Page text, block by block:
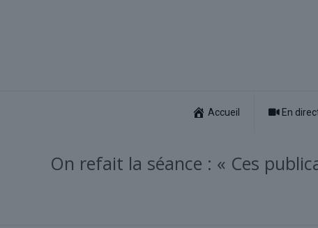
Accueil En
On refait la séance : « Ces